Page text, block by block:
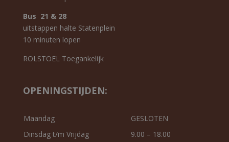
Bus 21 & 28
uitstappen halte Statenplein
10 minuten lopen
ROLSTOEL Toegankelijk
OPENINGSTIJDEN:
Maandag
GESLOTEN
Dinsdag t/m Vrijdag
9.00 – 18.00